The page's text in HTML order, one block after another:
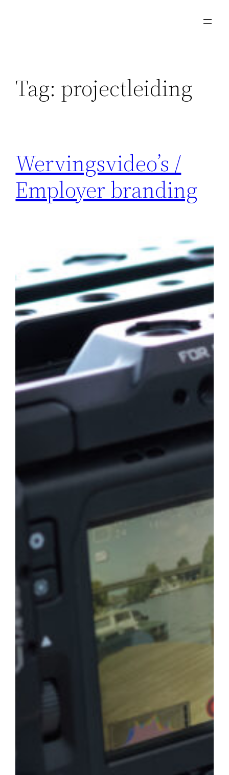
Tag: projectleiding
Wervingsvideo’s /
Employer branding